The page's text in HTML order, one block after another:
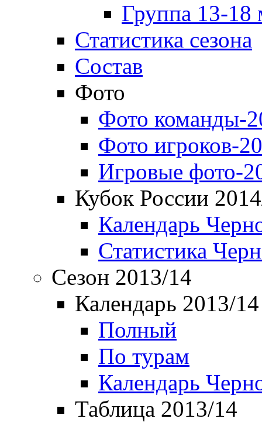
Группа 13-18
Статистика сезона
Состав
Фото
Фото команды-
Фото игроков-
Игровые фото-
Кубок России
Календарь
Статистика
Сезон 2013/14
Календарь 2013/14
Полный
По турам
Календарь
Таблица 2013/14